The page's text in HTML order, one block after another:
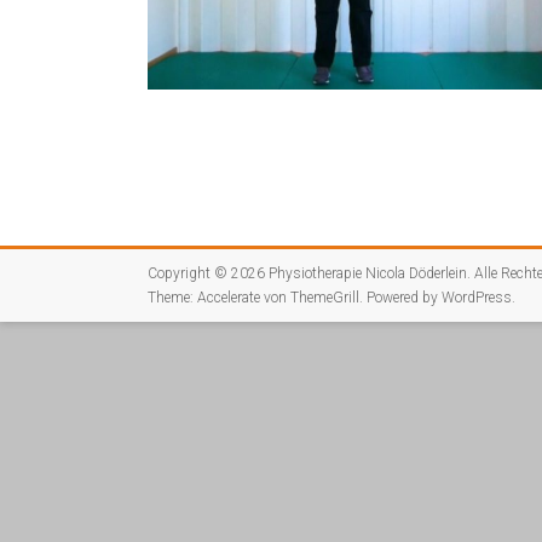
Copyright © 2026 Physiotherapie Nicola Döderlein . Alle
Theme: Accelerate von ThemeGrill. Powered by WordPress